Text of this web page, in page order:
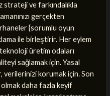
strateji ve farkındalıkla
gerçekten
{sorumlu oyun
ile birleştirir. Her eylem
üretim odaları
sağlamak için. Yasal
verilerinizi korumak için. Son
daha fazla keyif